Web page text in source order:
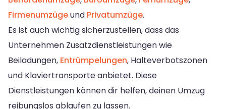
Firmenumzügeund Privatumzüge.
Es ist auch wichtig sicherzustellen, dass das
Unternehmen Zusatzdienstleistungen wie
Beiladungen, Entrümpelungen, Halteverbotszonen
und Klaviertransporte anbietet. Diese
Dienstleistungen können dir helfen, deinen Umzug
reibungslos ablaufen zu lassen.